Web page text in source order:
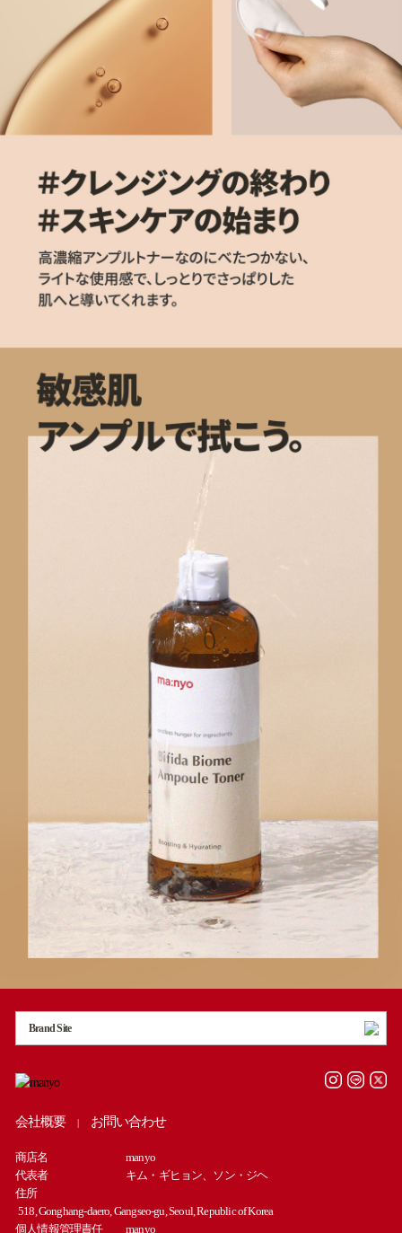
Brand Site
会社概要 | お問い合わせ
商店名
manyo
代表者
キム・ギヒョン、ソン・ジヘ
住所
518, Gonghang-daero, Gangseo-gu, Seoul, Republic of Korea
個人情報管理責任
manyo